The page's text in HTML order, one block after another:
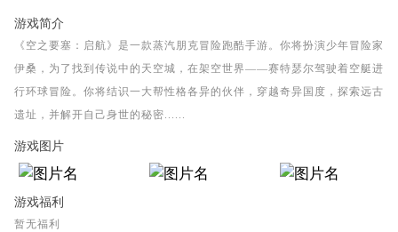
游戏简介
《空之要塞：启航》是一款蒸汽朋克冒险跑酷手游。你将扮演少年冒险家
伊桑，为了找到传说中的天空城，在架空世界——赛特瑟尔驾驶着空艇进
行环球冒险。你将结识一大帮性格各异的伙伴，穿越奇异国度，探索远古
遗址，并解开自己身世的秘密......
游戏图片
游戏福利
暂无福利